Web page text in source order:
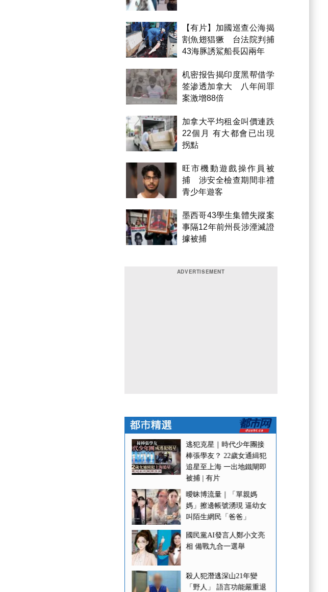
【有片】加國巡查公海揭
割魚翅猖獗 台法院判捕
43海豚誘鯊船長囚兩年
机密报告揭印度黑帮借学
签渗透加拿大 八年间罪
案激增88倍
加拿大平均租金叫價連跌
22個月 有大都會已出現
拐點
旺市機動遊戲操作員被
捕 涉安全檢查期間非禮
青少年遊客
墨西哥43學生集體失蹤案
事隔12年前州長涉湮滅證
據被捕